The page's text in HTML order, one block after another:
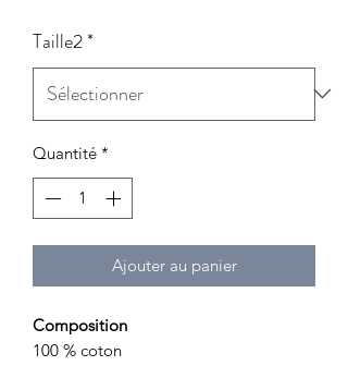
Taille2*
Quantité *
Ajouter au panier
Composition
100 % coton